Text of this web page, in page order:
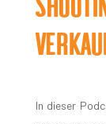
In dieser